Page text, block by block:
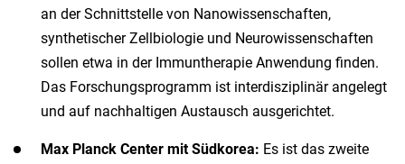
an der Schnittstelle von Nanowissenschaften,
synthetischer Zellbiologie und Neurowissenschaften
sollen etwa in der Immuntherapie Anwendung finden.
Das Forschungsprogramm ist interdisziplinär angelegt
und auf nachhaltigen Austausch ausgerichtet.
Max Planck Center mit Südkorea: Es ist das zweite